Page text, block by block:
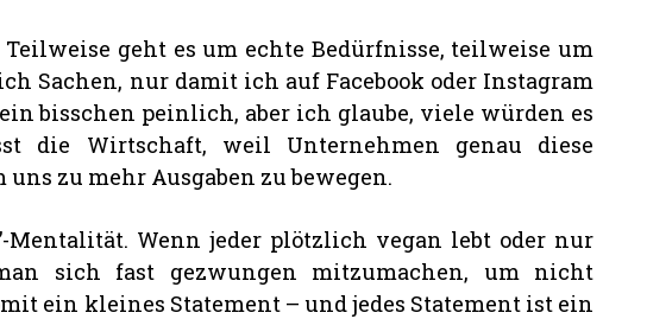
geht es um echte Bedürfnisse, teilweise um
Sachen, nur damit ich auf Facebook oder Instagram
bisschen peinlich, aber ich glaube, viele würden es
die Wirtschaft, weil Unternehmen genau diese
zu mehr Ausgaben zu bewegen.
Mentalität. Wenn jeder plötzlich vegan lebt oder nur
sich fast gezwungen mitzumachen, um nicht
ein kleines Statement – und jedes Statement ist ein